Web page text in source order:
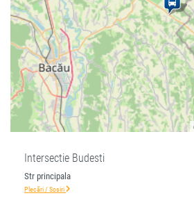
Intersectie Budesti
Str principala
Plecări / Sosiri